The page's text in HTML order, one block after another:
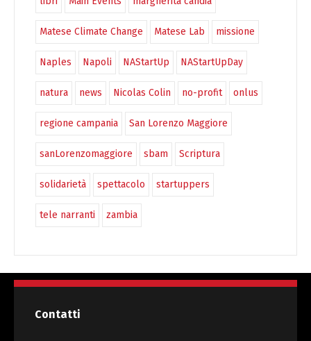
Matese Climate Change Matese Lab missione
Naples Napoli NAStartUp NAStartUpDay
natura news Nicolas Colin no-profit onlus
regione campania San Lorenzo Maggiore
sanLorenzomaggiore sbam Scriptura
solidarietà spettacolo startuppers
tele narranti zambia
Contatti